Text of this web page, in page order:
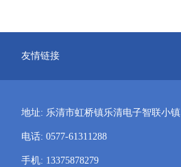
友情链接
地址: 乐清市虹桥镇乐清电子智联小镇
电话: 0577-61311288
手机: 13375878279